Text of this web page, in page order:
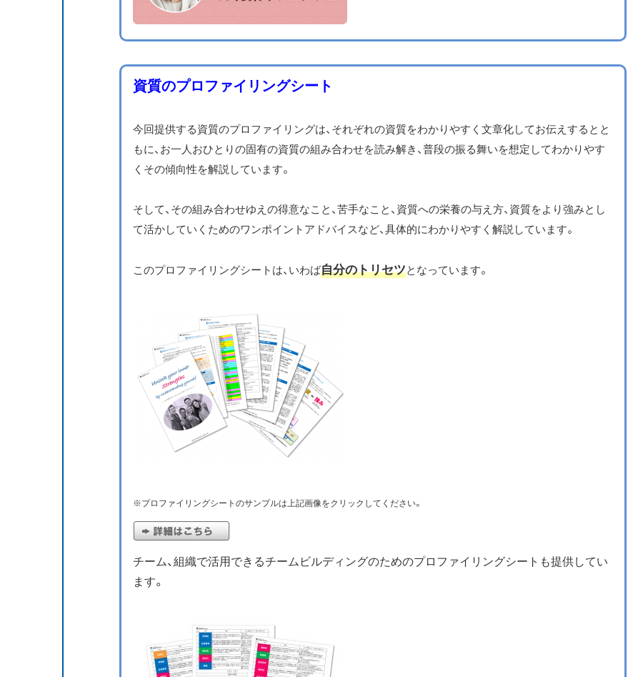
資質のプロファイリングシート
今回提供する資質のプロファイリングは、それぞれの資質をわかりやすく文章化してお伝えするとと
もに、お一人おひとりの固有の資質の組み合わせを読み解き、普段の振る舞いを想定してわかりやす
くその傾向性を解説しています。
そして、その組み合わせゆえの得意なこと、苦手なこと、資質への栄養の与え方、資質をより強みとし
て活かしていくためのワンポイントアドバイスなど、具体的にわかりやすく解説しています。
このプロファイリングシートは、いわば自分のトリセツとなっています。
※プロファイリングシートのサンプルは上記画像をクリックしてください。
チーム、組織で活用できるチームビルディングのためのプロファイリングシートも提供してい
ます。